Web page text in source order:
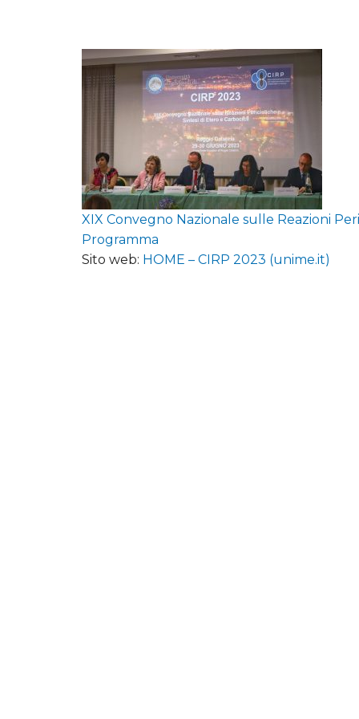
XIX Convegno Nazionale sulle Reazioni
Programma
Sito web: HOME – CIRP 2023 (unime.it)